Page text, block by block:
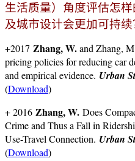
生活质量）角度评估怎
及城市设计会更加可持续
+2017 Zhang, W.and Zhang,
pricing policies for reducing car
and empirical evidence. Urban
(Download)
+ 2016 Zhang, W. Does
Crime and Thus a Fall in
Use-Travel Connection. Urban
(Download)